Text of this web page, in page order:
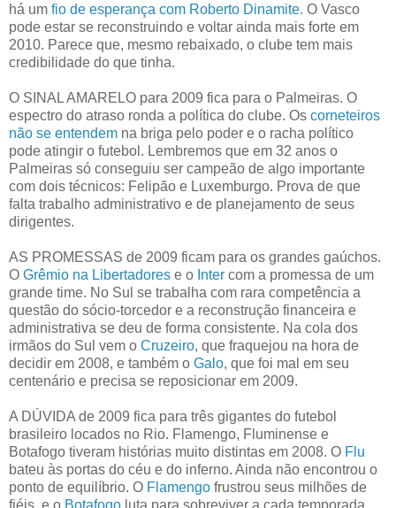
há um fio de esperança com Roberto Dinamite. O Vasco
pode estar se reconstruindo e voltar ainda mais forte em
2010. Parece que, mesmo rebaixado, o clube tem mais
credibilidade do que tinha.
O SINAL AMARELO para 2009 fica para o Palmeiras. O
espectro do atraso ronda a política do clube. Os corneteiros
não se entendem na briga pelo poder e o racha político
pode atingir o futebol. Lembremos que em 32 anos o
Palmeiras só conseguiu ser campeão de algo importante
com dois técnicos: Felipão e Luxemburgo. Prova de que
falta trabalho administrativo e de planejamento de seus
dirigentes.
AS PROMESSAS de 2009 ficam para os grandes gaúchos.
O Grêmio na Libertadores e o Inter com a promessa de um
grande time. No Sul se trabalha com rara competência a
questão do sócio-torcedor e a reconstrução financeira e
administrativa se deu de forma consistente. Na cola dos
irmãos do Sul vem o Cruzeiro, que fraquejou na hora de
decidir em 2008, e também o Galo, que foi mal em seu
centenário e precisa se reposicionar em 2009.
A DÚVIDA de 2009 fica para três gigantes do futebol
brasileiro locados no Rio. Flamengo, Fluminense e
Botafogo tiveram histórias muito distintas em 2008. O Flu
bateu às portas do céu e do inferno. Ainda não encontrou o
ponto de equilíbrio. O Flamengo frustrou seus milhões de
fiéis, e o Botafogo luta para sobreviver a cada temporada,